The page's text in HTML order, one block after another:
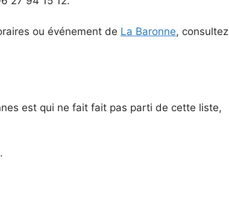
ou événement de La Baronne, consultez
est qui ne fait fait pas parti de cette liste,